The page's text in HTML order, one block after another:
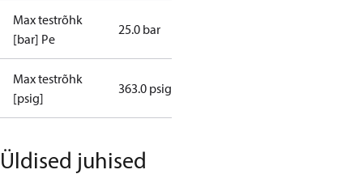
Max testrõhk
[bar] Pe
25.0 bar
Max testrõhk
[psig]
363.0 psig
Üldised juhised